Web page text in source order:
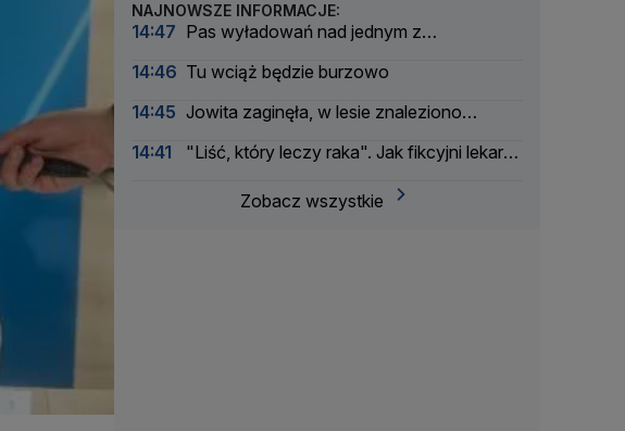
NAJNOWSZE INFORMACJE:
14:47 Pas wyładowań nad jednym z
14:46 Tu wciąż będzie burzowo
14:45 Jowita zaginęła, w lesie znaleziono
14:41
"Liść, który leczy raka". Jak fikcyjni lekarze
Zobacz wszystkie